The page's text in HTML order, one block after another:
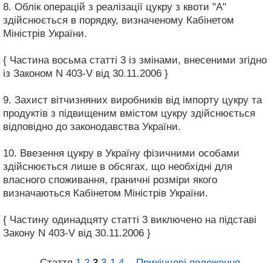
8. Облік операцій з реалізації цукру з квоти "А"
здійснюється в порядку, визначеному Кабінетом
Міністрів України.
{ Частина восьма статті 3 із змінами, внесеними згідно
із Законом N 403-V від 30.11.2006 }
9. Захист вітчизняних виробників від імпорту цукру та
продуктів з підвищеним вмістом цукру здійснюється
відповідно до законодавства України.
10. Ввезення цукру в Україну фізичними особами
здійснюється лише в обсягах, що необхідні для
власного споживання, граничні розміри якого
визначаються Кабінетом Міністрів України.
{ Частину одинадцяту статті 3 виключено на підставі
Закону N 403-V від 30.11.2006 }